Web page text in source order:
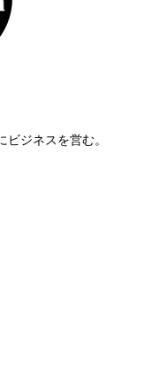
ジネスを営む。